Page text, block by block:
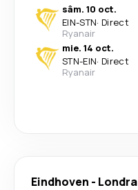
sâm. 10 oct.
EIN-STN· Direct
Ryanair
mie. 14 oct.
STN-EIN· Direct
Ryanair
Eindhoven - Londra